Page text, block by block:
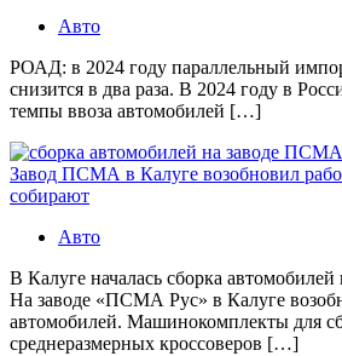
Авто
РОАД: в 2024 году параллельный
снизится в два раза. В 2024 году в
темпы ввоза автомобилей […]
Завод ПСМА в Калуге возобновил
собирают
Авто
В Калуге началась сборка
На заводе «ПСМА Рус» в Калуге
автомобилей. Машинокомплекты для
среднеразмерных кроссоверов […]